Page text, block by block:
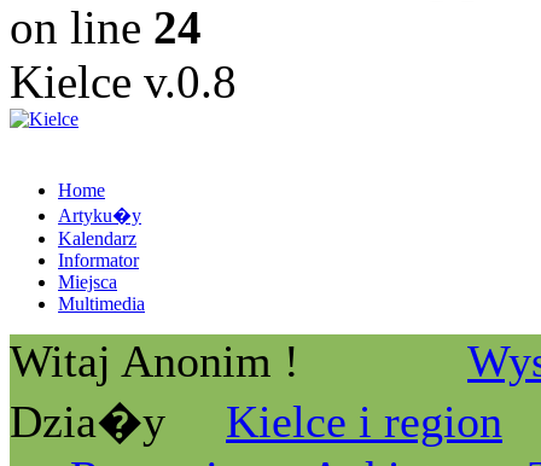
on line 24
Kielce v.0.8
Home
Artyku�y
Kalendarz
Informator
Miejsca
Multimedia
Witaj Anonim !
Dzia�y
Kielce i region